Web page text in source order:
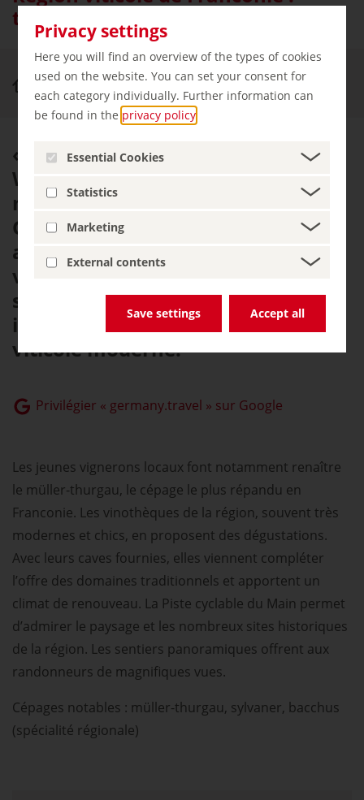
Privacy settings
Here you will find an overview of the types of cookies
used on the website. You can set your consent for
each category individually. Further information can
be found in the privacy policy
Essential Cookies
Statistics
Marketing
External contents
Save settings Accept all
tradition et modernité
Vivre et apprécier Franconie
« Envoie-moi encore un peu de
Würzburger, car aucun autre vin
ne me sied », déclarait déjà
Goethe. La Franconie est
aujourd’hui l’une des régions
viticoles les plus en pointe, avec
ses vins raffinés de renommée
internationale et son architecture
viticole moderne.
Privilégier « germany.travel » sur Google
Les jeunes vignerons locaux font notamment renaître
le müller-thurgau, le cépage le plus répandu en
Franconie. Les vinothèques de la région, souvent très
modernes et chics, en proposent des dégustations.
Avec leurs caves fournies, elles viennent compléter
l’offre des domaines traditionnels et apportent un
climat de renouveau. La Piste cyclable du Main permet
d’admirer le paysage et les nombreux sites historiques
de la région. Les sentiers panoramiques offrent aux
randonneurs de magnifiques vues.
Cépages notables : müller-thurgau, sylvaner, bacchus
(spécialité régionale)